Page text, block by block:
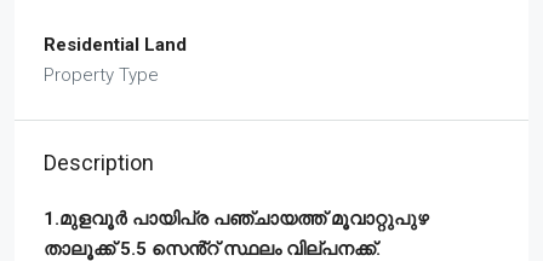
Residential Land
Property Type
Description
1.മുളവൂർ പായിപ്ര പഞ്ചായത്ത് മൂവാറ്റുപുഴ
താലൂക്ക് 5.5 സെൻ്റ് സ്ഥലം വില്പനക്ക്.